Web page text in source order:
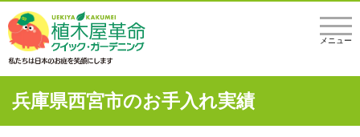
メニュー
兵庫県西宮市のお手入れ実績